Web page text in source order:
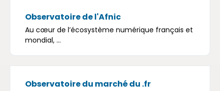
Observatoire de l'Afnic
Au cœur de l’écosystème numérique français et
mondial, ...
Observatoire du marché du .fr